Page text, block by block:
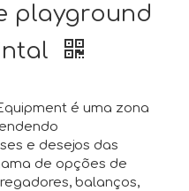
playground
é uma zona
e desejos das
de opções de
balanços,